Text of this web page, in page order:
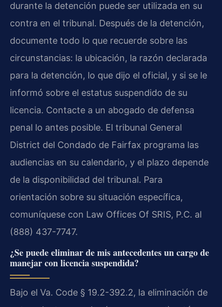
durante la detención puede ser utilizada en su
contra en el tribunal. Después de la detención,
documente todo lo que recuerde sobre las
circunstancias: la ubicación, la razón declarada
para la detención, lo que dijo el oficial, y si se le
informó sobre el estatus suspendido de su
licencia. Contacte a un abogado de defensa
penal lo antes posible. El tribunal General
District del Condado de Fairfax programa las
audiencias en su calendario, y el plazo depende
de la disponibilidad del tribunal. Para
orientación sobre su situación específica,
comuníquese con Law Offices Of SRIS, P.C. al
(888) 437-7747.
¿Se puede eliminar de mis antecedentes un cargo de
manejar con licencia suspendida?
Bajo el Va. Code § 19.2-392.2, la eliminación de